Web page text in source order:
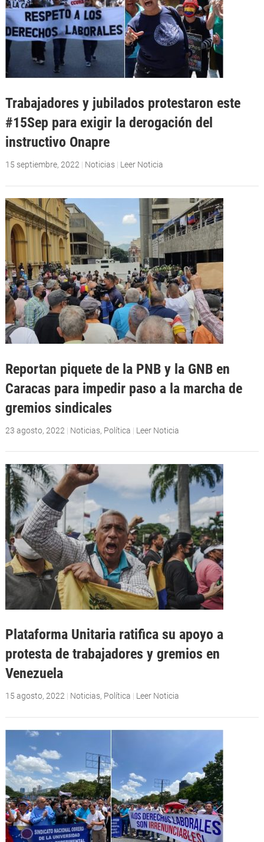
Trabajadores y jubilados protestaron este
#15Sep para exigir la derogación del
instructivo Onapre
15 septiembre, 2022| Noticias | Leer Noticia
Reportan piquete de la PNB y la GNB en
Caracas para impedir paso a la marcha de
gremios sindicales
23 agosto, 2022 | Noticias, Política | Leer Noticia
Plataforma Unitaria ratifica su apoyo a
protesta de trabajadores y gremios en
Venezuela
15 agosto, 2022| Noticias, Política | Leer Noticia